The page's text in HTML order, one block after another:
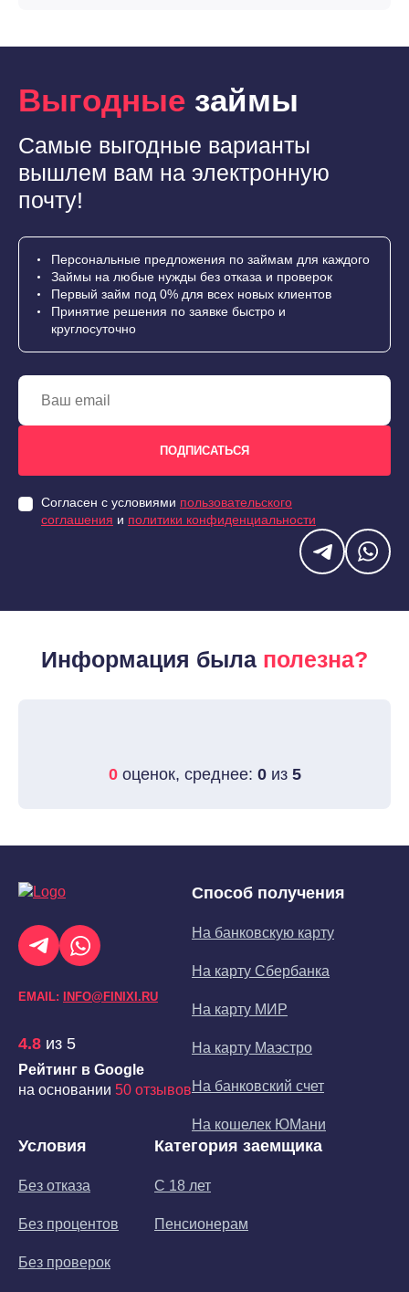
Выгодные займы
Самые выгодные варианты
вышлем вам на электронную
почту!
Персональные предложения по займам для каждого
Займы на любые нужды без отказа и проверок
Первый займ под 0% для всех новых клиентов
Принятие решения по заявке быстро и
круглосуточно
Согласен с условиями пользовательского
соглашения и политики конфиденциальности
Информация была полезна?
0оценок, среднее: 0из 5
EMAIL: INFO@FINIXI.RU
4.8 из 5
Рейтинг в Google
на основании 50 отзывов
Способ получения
На банковскую карту
На карту Сбербанка
На карту МИР
На карту Маэстро
На банковский счет
На кошелек ЮМани
Условия
Без отказа
Без процентов
Без проверок
Категория заемщика
С 18 лет
Пенсионерам